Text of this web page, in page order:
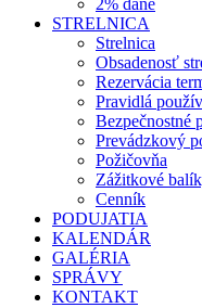
2% dane
STRELNICA
Strelnica
Obsadenosť
Rezervácia
Pravidlá
Bezpečnostné
Prevádzkový
Požičovňa
Zážitkové
Cenník
PODUJATIA
KALENDÁR
GALÉRIA
SPRÁVY
KONTAKT